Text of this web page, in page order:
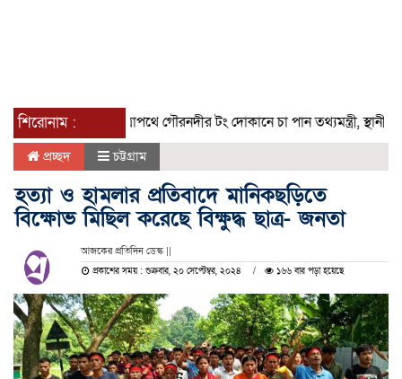
শিরোনাম :যাত্রাপথে গৌরনদীর টং দোকানে চা পান তথ্যমন্ত্রী, স্থানীয়দের সঙ্গে
প্রচ্ছদ চট্টগ্রাম
হত্যা ও হামলার প্রতিবাদে মানিকছড়িতে
বিক্ষোভ মিছিল করেছে বিক্ষুদ্ধ ছাত্র- জনতা
আজকের প্রতিদিন ডেস্ক ||
প্রকাশের সময় : শুক্রবার, ২০ সেপ্টেম্বর, ২০২৪ ১৬৬ বার পড়া হয়েছে